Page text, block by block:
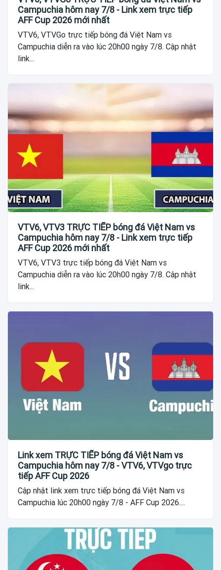
Campuchia hôm nay 7/8 - Link xem trực tiếp
AFF Cup 2026 mới nhất
VTV6, VTVGo trực tiếp bóng đá Việt Nam vs
Campuchia diễn ra vào lúc 20h00 ngày 7/8. Cập nhật
link...
VTV6, VTV3 TRỰC TIẾP bóng đá Việt Nam vs
Campuchia hôm nay 7/8 - Link xem trực tiếp
AFF Cup 2026 mới nhất
VTV6, VTV3 trực tiếp bóng đá Việt Nam vs
Campuchia diễn ra vào lúc 20h00 ngày 7/8. Cập nhật
link...
Link xem TRỰC TIẾP bóng đá Việt Nam vs
Campuchia hôm nay 7/8 - VTV6, VTVgo trực
tiếp AFF Cup 2026
Cập nhật link xem trực tiếp bóng đá Việt Nam vs
Campuchia lúc 20h00 ngày 7/8 - AFF Cup 2026....